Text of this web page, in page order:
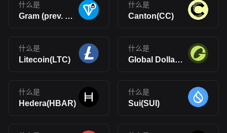
什么是
Gram (prev. Toncoin)(GRAM)
什么是
Canton(CC)
什么是
Litecoin(LTC)
什么是
Global Dollar(USDG)
什么是
Hedera(HBAR)
什么是
Sui(SUI)